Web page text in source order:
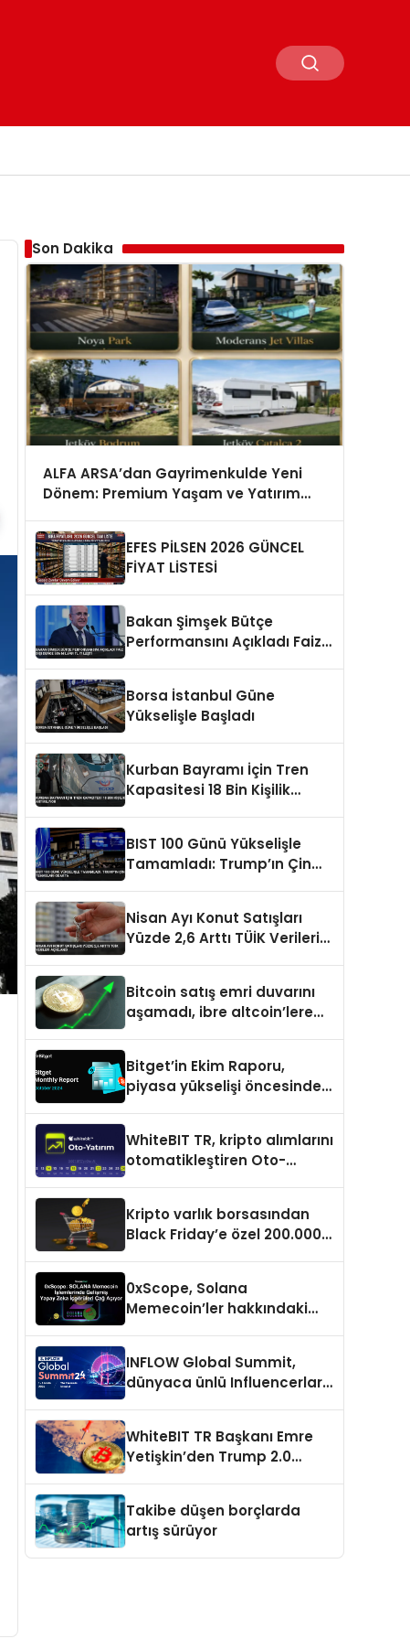
Son Dakika
ALFA ARSA’dan Gayrimenkulde Yeni
Dönem: Premium Yaşam ve Yatırım
EFES PİLSEN 2026 GÜNCEL
FİYAT LİSTESİ
Bakan Şimşek Bütçe
Performansını Açıkladı Faiz
Borsa İstanbul Güne
Yükselişle Başladı
Kurban Bayramı İçin Tren
Kapasitesi 18 Bin Kişilik
BIST 100 Günü Yükselişle
Tamamladı: Trump’ın Çin
Nisan Ayı Konut Satışları
Yüzde 2,6 Arttı TÜİK Verileri
Bitcoin satış emri duvarını
aşamadı, ibre altcoin’lere
Bitget’in Ekim Raporu,
piyasa yükselişi öncesinde
WhiteBIT TR, kripto alımlarını
otomatikleştiren Oto-
Kripto varlık borsasından
Black Friday’e özel 200.000
0xScope, Solana
Memecoin’ler hakkındaki
INFLOW Global Summit,
dünyaca ünlü Influencerları
WhiteBIT TR Başkanı Emre
Yetişkin’den Trump 2.0
Takibe düşen borçlarda
artış sürüyor